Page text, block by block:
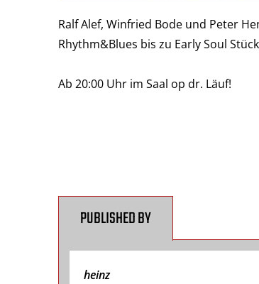
Ralf Alef, Winfried Bode und Peter
Rhythm&Blues bis zu Early Soul
Ab 20:00 Uhr im Saal op dr. Läuf!
PUBLISHED BY
heinz